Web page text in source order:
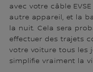
avec votre câble
autre appareil, et la
la nuit. Cela sera
effectuer des trajets
votre voiture tous les
simplifie vraiment la